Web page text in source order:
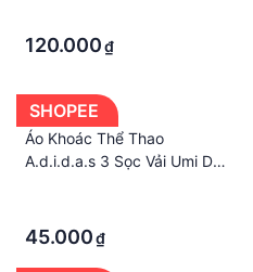
Dáng Unisex Siêu Hot
120.000₫
SHOPEE
Áo Khoác Thể Thao
A.d.i.d.a.s 3 Sọc Vải Umi Dày
Dáng Unisex Siêu Hot
45.000₫